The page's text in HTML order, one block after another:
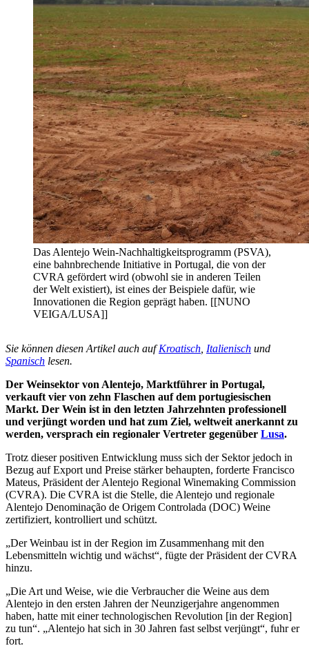
Das Alentejo Wein-Nachhaltigkeitsprogramm (PSVA),
eine bahnbrechende Initiative in Portugal, die von der
CVRA gefördert wird (obwohl sie in anderen Teilen
der Welt existiert), ist eines der Beispiele dafür, wie
Innovationen die Region geprägt haben. [[NUNO
VEIGA/LUSA]]
Sie können diesen Artikel auch aufKroatisch Italienisch und
Spanisch lesen.
Der Weinsektor von Alentejo, Marktführer in Portugal,
verkauft vier von zehn Flaschen auf dem portugiesischen
Markt. Der Wein ist in den letzten Jahrzehnten professionell
und verjüngt worden und hat zum Ziel, weltweit anerkannt zu
werden, versprach ein regionaler Vertreter gegenüber Lusa.
Trotz dieser positiven Entwicklung muss sich der Sektor jedoch in
Bezug auf Export und Preise stärker behaupten, forderte Francisco
Mateus, Präsident der Alentejo Regional Winemaking Commission
(CVRA). Die CVRA ist die Stelle, die Alentejo und regionale
Alentejo Denominação de Origem Controlada (DOC) Weine
zertifiziert, kontrolliert und schützt.
„Der Weinbau ist in der Region im Zusammenhang mit den
Lebensmitteln wichtig und wächst“, fügte der Präsident der CVRA
hinzu.
„Die Art und Weise, wie die Verbraucher die Weine aus dem
Alentejo in den ersten Jahren der Neunzigerjahre angenommen
haben, hatte mit einer technologischen Revolution [in der Region]
zu tun“. „Alentejo hat sich in 30 Jahren fast selbst verjüngt“, fuhr er
fort.